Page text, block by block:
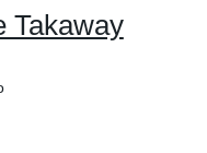
Takaway